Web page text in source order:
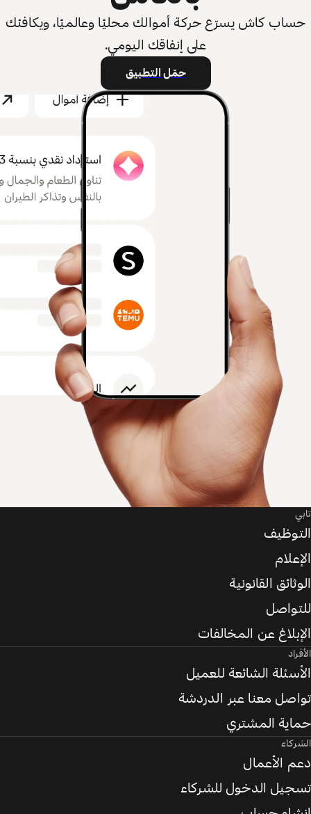
حساب كاش يسرّع حركة أموالك محليًا وعالميًا، ويكافئك
على إنفاقك اليومي.
حمّل التطبيق
تابي
التوظيف
الإعلام
الوثائق القانونية
للتواصل
الإبلاغ عن المخالفات
الأفراد
الأسئلة الشائعة للعميل
تواصل معنا عبر الدردشة
حماية المشتري
الشركاء
دعم الأعمال
تسجيل الدخول للشركاء